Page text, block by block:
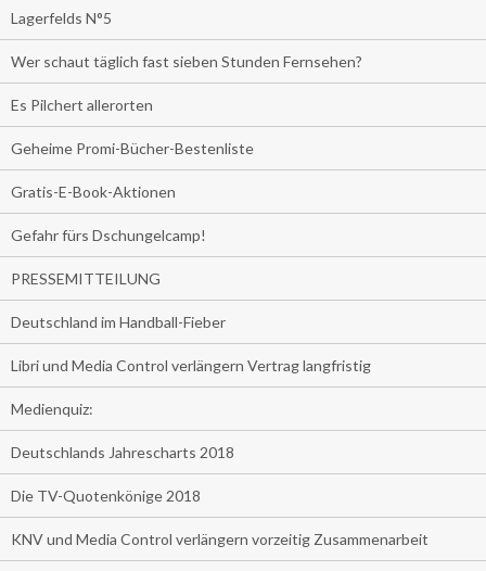
Lagerfelds N°5
Wer schaut täglich fast sieben Stunden Fernsehen?
Es Pilchert allerorten
Geheime Promi-Bücher-Bestenliste
Gratis-E-Book-Aktionen
Gefahr fürs Dschungelcamp!
PRESSEMITTEILUNG
Deutschland im Handball-Fieber
Libri und Media Control verlängern Vertrag langfristig
Medienquiz:
Deutschlands Jahrescharts 2018
Die TV-Quotenkönige 2018
KNV und Media Control verlängern vorzeitig Zusammenarbeit